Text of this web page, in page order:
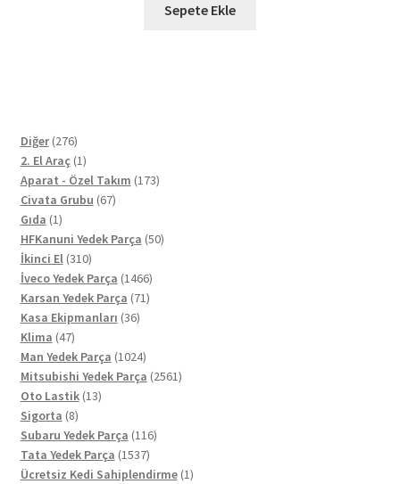
Sepete Ekle
Diğer 276276
ürün
2. El Araç 11
ürün
Aparat - Özel Takım 173173
Civata Grubu 6767
Gıda 11
ürün
HFKanuni Yedek Parça 5050
İkinci El 310310
ürün
İveco Yedek Parça 14661466
ürün
Karsan Yedek Parça 7171
Kasa Ekipmanları 3636
Klima 4747
ürün
Man Yedek Parça 10241024
ürün
Mitsubishi Yedek Parça 25612561
Oto Lastik 1313
Sigorta 88
ürün
Subaru Yedek Parça 116116
Tata Yedek Parça 15371537
ürün
Ücretsiz Kedi Sahiplendirme 11